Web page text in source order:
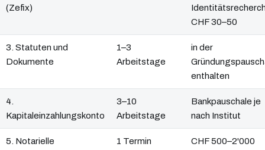
(Zefix)
CHF 30–50
3. Statuten und
Dokumente
1–3
Arbeitstage
in der
enthalten
4.
Kapitaleinzahlungskonto
3–10
Arbeitstage
Bankpauschale je
nach Institut
5. Notarielle
1 Termin
CHF 500–2'000